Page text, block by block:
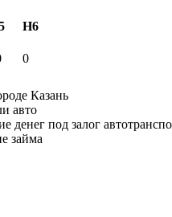
H6
0
Казань
авто
денег под залог
займа